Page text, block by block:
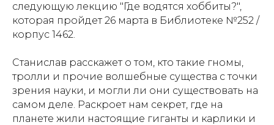
следующую лекцию "Где водятся хоббиты?",
которая пройдет 26 марта в Библиотеке №252 /
корпус 1462.
Станислав расскажет о том, кто такие гномы,
тролли и прочие волшебные существа с точки
зрения науки, и могли ли они существовать на
самом деле. Раскроет нам секрет, где на
планете жили настоящие гиганты и карлики и